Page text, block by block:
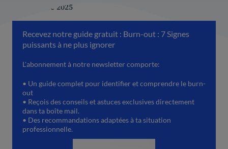
3 décembre 2025